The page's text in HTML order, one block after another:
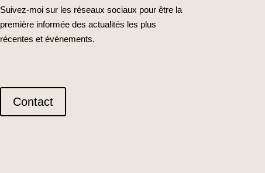
Suivez-moi sur les réseaux sociaux pour être la
première informée des actualités les plus
récentes et événements.
Contact